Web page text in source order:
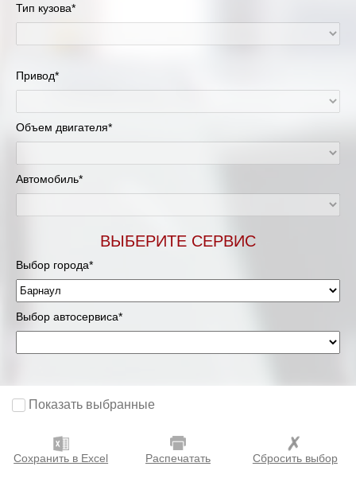
Тип кузова*
Привод*
Объем двигателя*
Автомобиль*
ВЫБЕРИТЕ СЕРВИС
Выбор города*
Выбор автосервиса*
Показать выбранные
Сохранить в Excel Распечатать Сбросить выбор